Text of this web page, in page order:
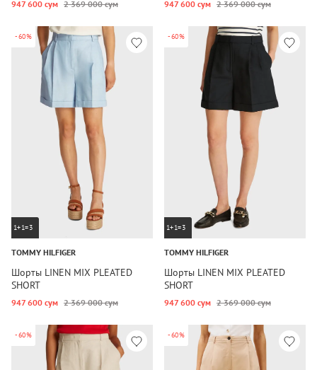
947 600 сум 2 369 000 сум 947 600 сум 2 369 000 сум
-60%
1+1=3
TOMMY HILFIGER
Шорты LINEN MIX PLEATED
SHORT
947 600 сум 2 369 000 сум
-60%
1+1=3
TOMMY HILFIGER
Шорты LINEN MIX PLEATED
SHORT
947 600 сум 2 369 000 сум
-60% -60%